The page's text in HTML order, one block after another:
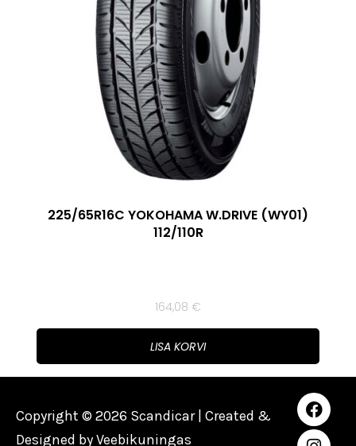
225/65R16C YOKOHAMA W.DRIVE (WY01)
112/110R
164,08 €
LISA KORVI
Copyright © 2026 Scandicar | Created &
Designed byVeebikuningas